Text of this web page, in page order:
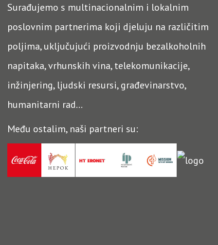
Surađujemo s multinacionalnim i lokalnim
poslovnim partnerima koji djeluju na različitim
poljima, uključujući proizvodnju bezalkoholnih
napitaka, vrhunskih vina, telekomunikacije,
inžinjering, ljudski resursi, građevinarstvo,
humanitarni rad...
Među ostalim, naši partneri su: